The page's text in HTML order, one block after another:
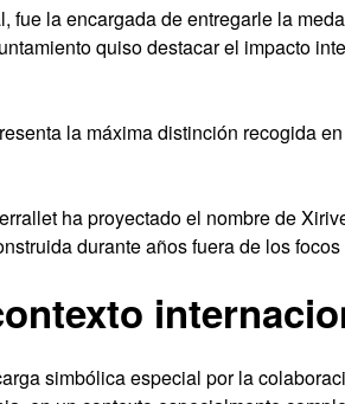
fue la encargada de entregarle la
quiso destacar el impacto
la máxima distinción recogida
ha proyectado el nombre de
durante años fuera de los
simbólica especial por la